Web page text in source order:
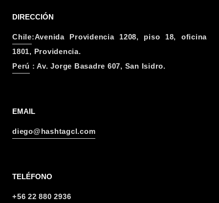
DIRECCIÓN
Chile:Avenida Providencia 1208, piso 18, oficina
1801, Providencia.
Perú : Av. Jorge Basadre 607, San Isidro.
EMAIL
diego@hashtagcl.com
TELÉFONO
+56 22 880 2936